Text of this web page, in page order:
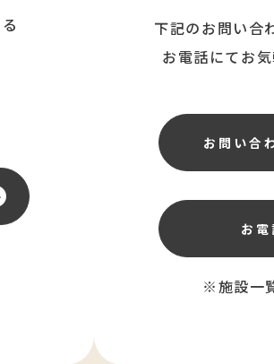
下記のお問い合
お電話にてお
お問い合
お
※施設一